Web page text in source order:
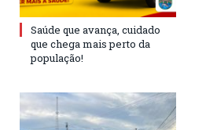
Saúde que avança, cuidado
que chega mais perto da
população!